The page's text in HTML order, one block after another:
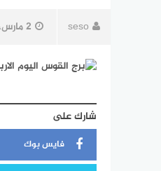
seso 2 مارس، 2021
شارك على
فايس بوك